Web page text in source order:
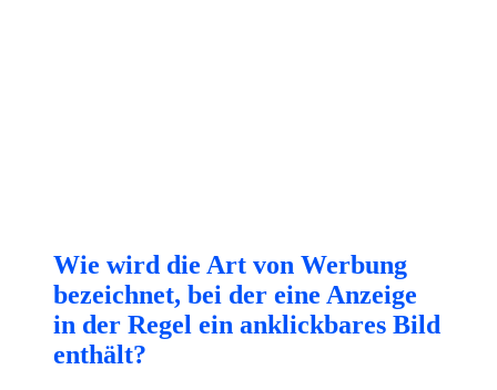
Wie wird die Art von Werbung
bezeichnet, bei der eine Anzeige
in der Regel ein anklickbares Bild
enthält?